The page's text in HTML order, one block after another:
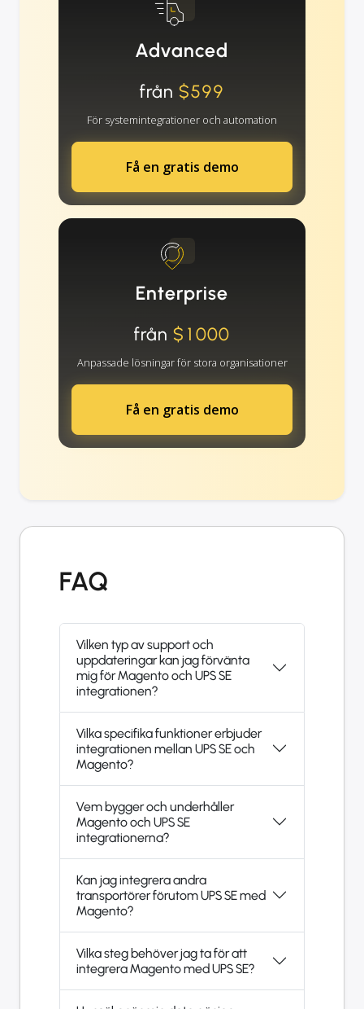
Advanced
från $599
För systemintegrationer och automation
Få en gratis demo
Enterprise
från $1000
Anpassade lösningar för stora organisationer
Få en gratis demo
FAQ
Vilken typ av support och
uppdateringar kan jag förvänta
mig för Magento och UPS SE
integrationen?
Vilka specifika funktioner erbjuder
integrationen mellan UPS SE och
Magento?
Vem bygger och underhåller
Magento och UPS SE
integrationerna?
Kan jag integrera andra
transportörer förutom UPS SE med
Magento?
Vilka steg behöver jag ta för att
integrera Magento med UPS SE?